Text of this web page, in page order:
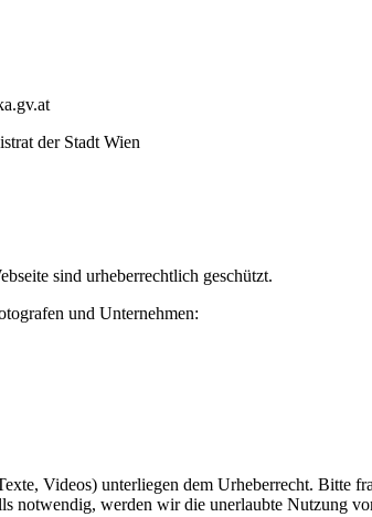
der Stadt Wien
sind urheberrechtlich geschützt.
und Unternehmen:
Videos) unterliegen dem Urheberrecht. Bitte
notwendig, werden wir die unerlaubte Nutzung